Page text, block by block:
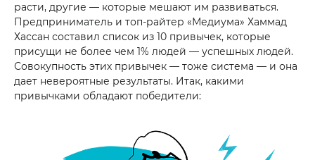
расти, другие — которые мешают им развиваться.
Предприниматель и топ-райтер «Медиума» Хаммад
Хассан составил список из 10 привычек, которые
присущи не более чем 1% людей — успешных людей.
Совокупность этих привычек — тоже система — и она
дает невероятные результаты. Итак, какими
привычками обладают победители: